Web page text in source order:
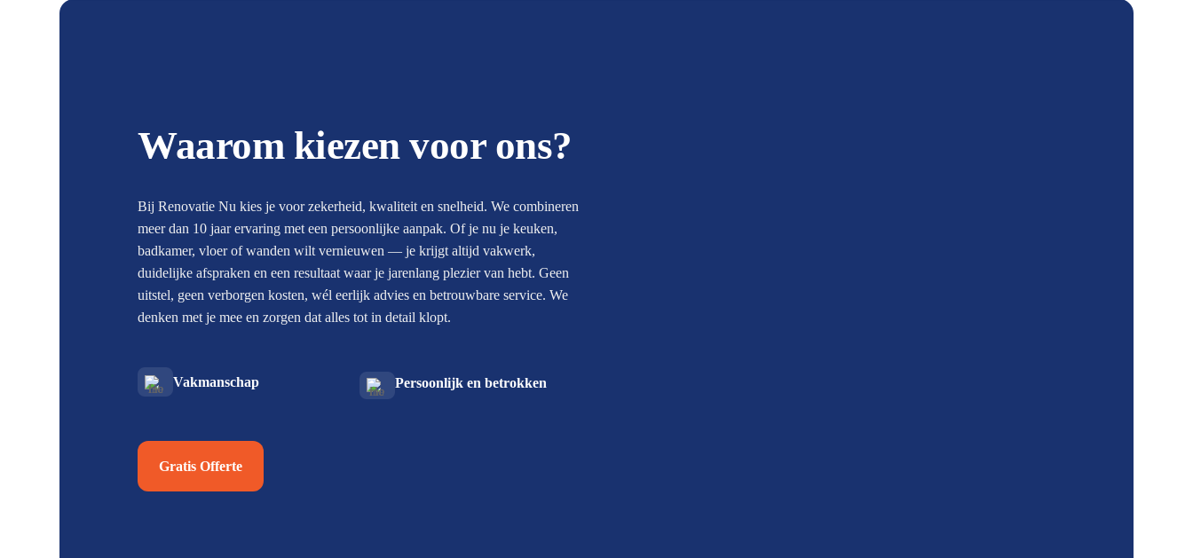
Waarom kiezen voor ons?
Bij Renovatie Nu kies je voor zekerheid, kwaliteit en snelheid. We combineren
meer dan 10 jaar ervaring met een persoonlijke aanpak. Of je nu je keuken,
badkamer, vloer of wanden wilt vernieuwen — je krijgt altijd vakwerk,
duidelijke afspraken en een resultaat waar je jarenlang plezier van hebt. Geen
uitstel, geen verborgen kosten, wél eerlijk advies en betrouwbare service. We
denken met je mee en zorgen dat alles tot in detail klopt.
Vakmanschap Persoonlijk en betrokken
Gratis Offerte